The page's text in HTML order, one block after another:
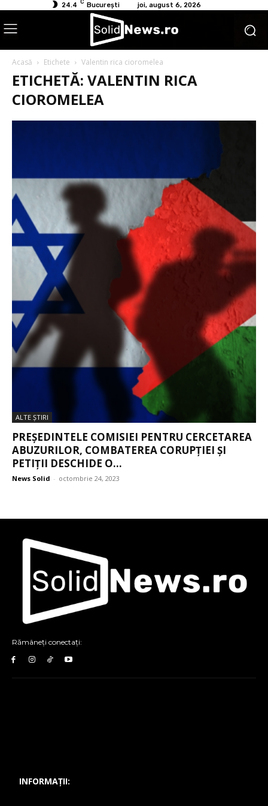
24.4 C București joi, august 6, 2026
Acasă Etichete Valentin rica cioromelea
ETICHETĂ: VALENTIN RICA
CIOROMELEA
ALTE ŞTIRI
PREȘEDINTELE COMISIEI PENTRU CERCETAREA
ABUZURILOR, COMBATEREA CORUPȚIEI ȘI
PETIȚII DESCHIDE O...
News Solid - octombrie 24, 2023
Rămâneți conectați:
INFORMAȚII: